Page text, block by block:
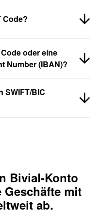
Code?
oder eine
Number (IBAN)?
SWIFT/BIC
Bivial-Konto
mit
ab.